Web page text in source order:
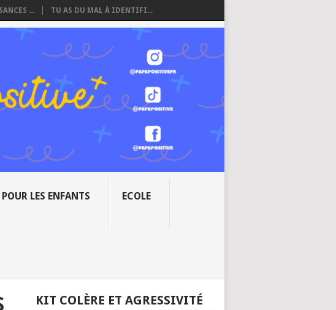
... TU AS DU MAL À IDENTIFI...
POUR LES ENFANTS ECOLE
KIT COLÈRE ET AGRESSIVITÉ